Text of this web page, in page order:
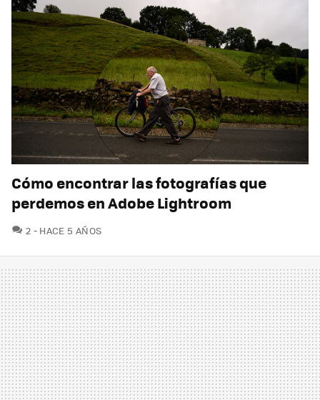
Cómo encontrar las fotografías que
perdemos en Adobe Lightroom
2 COMENTARIOS
HACE 5 AÑOS